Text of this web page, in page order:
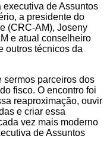
executiva de Assuntos
a presidente do
(CRC-AM), Joseny
e atual conselheiro
outros técnicos da
sermos parceiros dos
fisco. O encontro foi
reaproximação, ouvir
e criar essa
vez mais moderno
de Assuntos